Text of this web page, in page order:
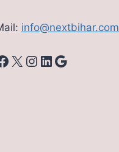
info@nextbihar.com
X Instagram
LinkedIn
Google